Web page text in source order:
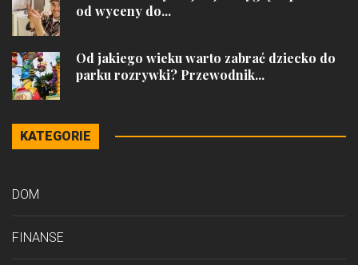
od wyceny do...
Od jakiego wieku warto zabrać dziecko do
parku rozrywki? Przewodnik...
KATEGORIE
DOM
FINANSE